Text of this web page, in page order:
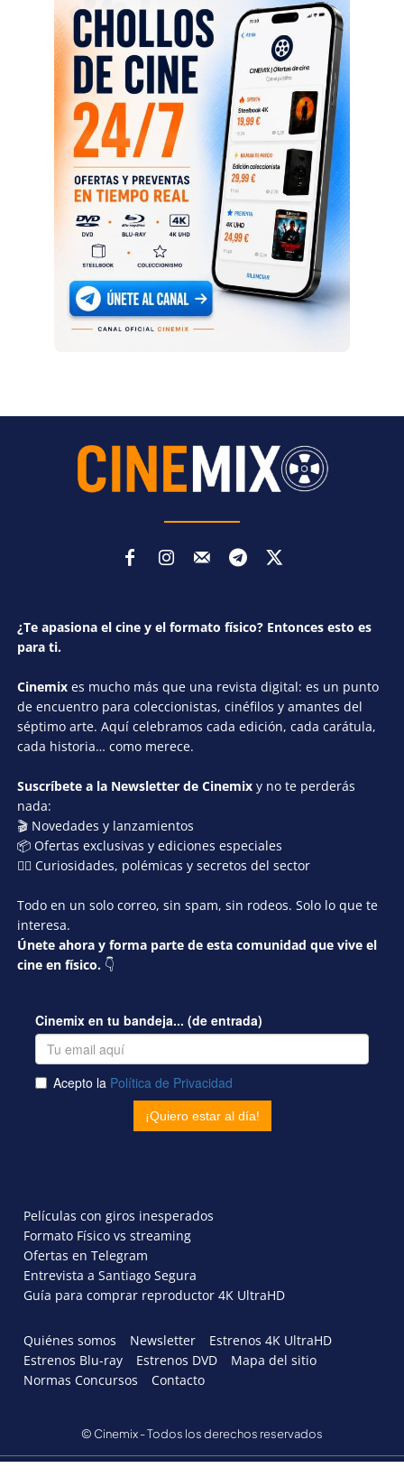
¿Te apasiona el cine y el formato físico? Entonces esto es
para ti.
Cinemix es mucho más que una revista digital: es un punto
de encuentro para coleccionistas, cinéfilos y amantes del
séptimo arte. Aquí celebramos cada edición, cada carátula,
cada historia… como merece.
Suscríbete a la Newsletter de Cinemix y no te perderás
nada:
🎬 Novedades y lanzamientos
📦 Ofertas exclusivas y ediciones especiales
🕵️‍♂️ Curiosidades, polémicas y secretos del sector
Todo en un solo correo, sin spam, sin rodeos. Solo lo que te
interesa.
Únete ahora y forma parte de esta comunidad que vive el
cine en físico. 👇
Películas con giros inesperados
Formato Físico vs streaming
Ofertas en Telegram
Entrevista a Santiago Segura
Guía para comprar reproductor 4K UltraHD
Quiénes somos Newsletter
Estrenos 4K UltraHD
Estrenos Blu-ray
Estrenos DVD
Mapa del sitio
Normas Concursos
Contacto
© Cinemix - Todos los derechos reservados